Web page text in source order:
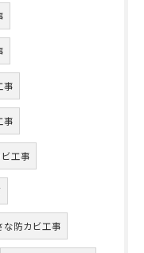
事
事
工事
な防カビ工事